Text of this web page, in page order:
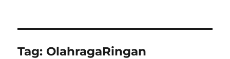
Tag: OlahragaRingan